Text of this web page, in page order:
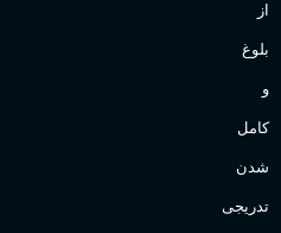
از
بلوغ
و
کامل
شدن
تدریجی